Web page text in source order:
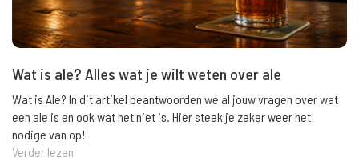
Wat is ale? Alles wat je wilt weten over ale
Wat is Ale? In dit artikel beantwoorden we al jouw vragen over wat
een ale is en ook wat het niet is. Hier steek je zeker weer het
nodige van op!
Verder lezen